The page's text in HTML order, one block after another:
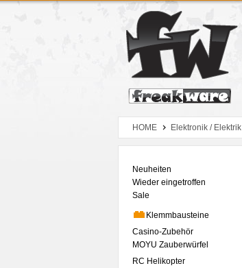
Zum Hauptmenue
Zum Seiteninhalt
Zum Warenkob
HOME Elektronik / Elektrik
Neuheiten
Wieder eingetroffen
Sale
Klemmbausteine
Casino-Zubehör
MOYU Zauberwürfel
RC Helikopter